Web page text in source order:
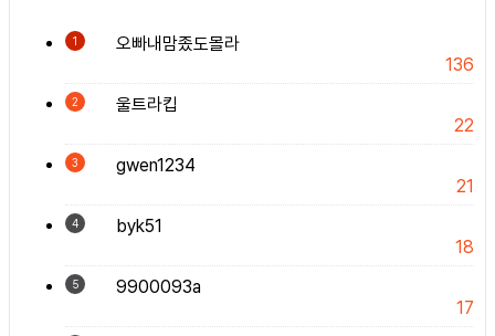
1
오빠내맘좄도몰라
136
2
울트라킵
22
3
gwen1234
21
4
byk51
18
5
9900093a
17